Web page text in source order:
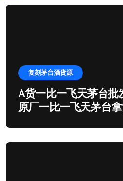
复刻茅台酒货源
A货一比一飞天茅台批
原厂一比一飞天茅台